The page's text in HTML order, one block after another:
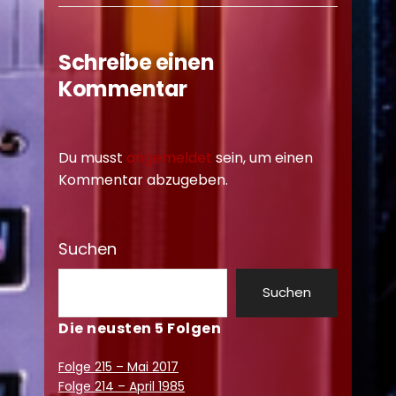
Schreibe einen
Kommentar
Du musst angemeldet sein, um einen
Kommentar abzugeben.
Suchen
Suchen
Die neusten 5 Folgen
Folge 215 – Mai 2017
Folge 214 – April 1985